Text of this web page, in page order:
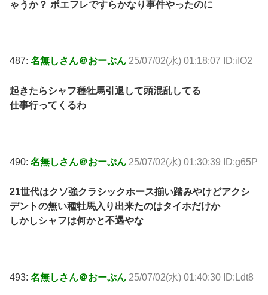
ゃうか？ ポエフレですらかなり事件やったのに
487: 名無しさん＠おーぷん 25/07/02(水) 01:18:07 ID:iIO2
起きたらシャフ種牡馬引退して頭混乱してる
仕事行ってくるわ
490: 名無しさん＠おーぷん 25/07/02(水) 01:30:39 ID:g65P
21世代はクソ強クラシックホース揃い踏みやけどアクシ
デントの無い種牡馬入り出来たのはタイホだけか
しかしシャフは何かと不遇やな
493: 名無しさん＠おーぷん 25/07/02(水) 01:40:30 ID:Ldt8